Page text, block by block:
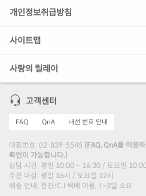
개인정보취급방침
사이트맵
사랑의 릴레이
고객센터
FAQ QnA 내선 번호 안내
대표번호: 02-839-5545 (FAQ, QnA를 이용
확인이 가능합니다.)
상담 시간: 평일 10:00 ~ 16:30 / 토요일
주문 마감: 평일 16시 / 토요일 12시
배송 안내: 한진/CJ 택배 이용, 1~3일 소요